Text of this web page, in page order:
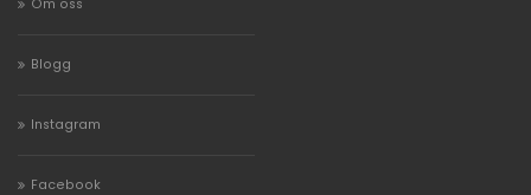
Om oss
Blogg
Instagram
Facebook